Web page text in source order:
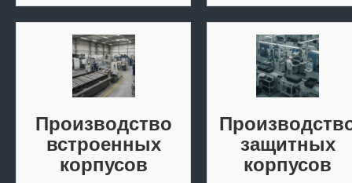
Производство
встроенных
корпусов
защитных
корпусов